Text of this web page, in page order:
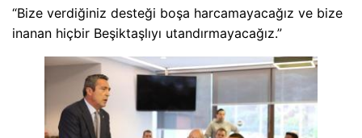
“Bize verdiğiniz desteği boşa harcamayacağız ve bize
inanan hiçbir Beşiktaşlıyı utandırmayacağız.”